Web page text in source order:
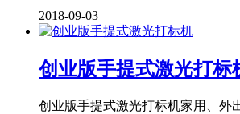
2018-09-03
创业版手提式激光打标
创业版手提式激光打标机家用、外